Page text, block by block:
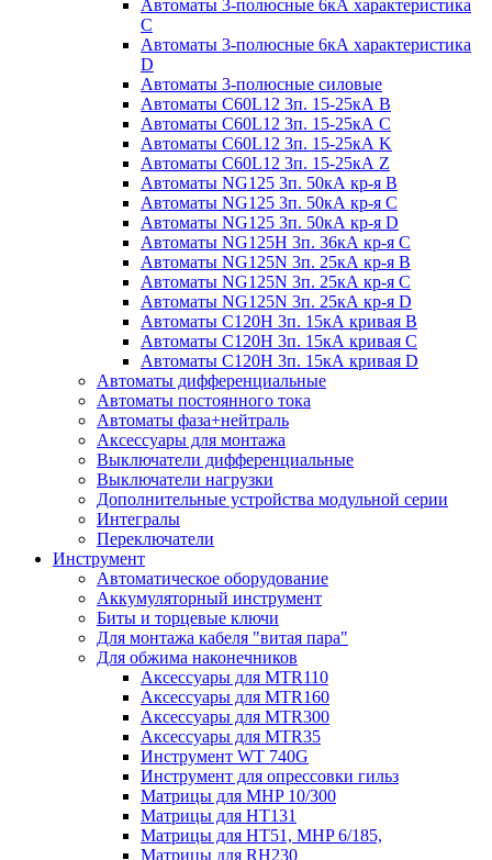
Автоматы 3-полюсные 6кА характеристика
C
Автоматы 3-полюсные 6кА характеристика
D
Автоматы 3-полюсные силовые
Автоматы C60L12 3п. 15-25кА B
Автоматы C60L12 3п. 15-25кА C
Автоматы C60L12 3п. 15-25кА K
Автоматы C60L12 3п. 15-25кА Z
Автоматы NG125 3п. 50кА кр-я B
Автоматы NG125 3п. 50кА кр-я C
Автоматы NG125 3п. 50кА кр-я D
Автоматы NG125H 3п. 36кА кр-я C
Автоматы NG125N 3п. 25кА кр-я B
Автоматы NG125N 3п. 25кА кр-я C
Автоматы NG125N 3п. 25кА кр-я D
Автоматы С120Н 3п. 15кА кривая B
Автоматы С120Н 3п. 15кА кривая C
Автоматы С120Н 3п. 15кА кривая D
Автоматы дифференциальные
Автоматы постоянного тока
Автоматы фаза+нейтраль
Аксессуары для монтажа
Выключатели дифференциальные
Выключатели нагрузки
Дополнительные устройства модульной серии
Интегралы
Переключатели
Инструмент
Автоматическое оборудование
Аккумуляторный инструмент
Биты и торцевые ключи
Для монтажа кабеля "витая пара"
Для обжима наконечников
Аксессуары для MTR110
Аксессуары для MTR160
Аксессуары для MTR300
Аксессуары для MTR35
Инструмент WT 740G
Инструмент для опрессовки гильз
Матрицы для MHP 10/300
Матрицы для НТ131
Матрицы для НТ51, MHP 6/185,
Матрицы для RH230